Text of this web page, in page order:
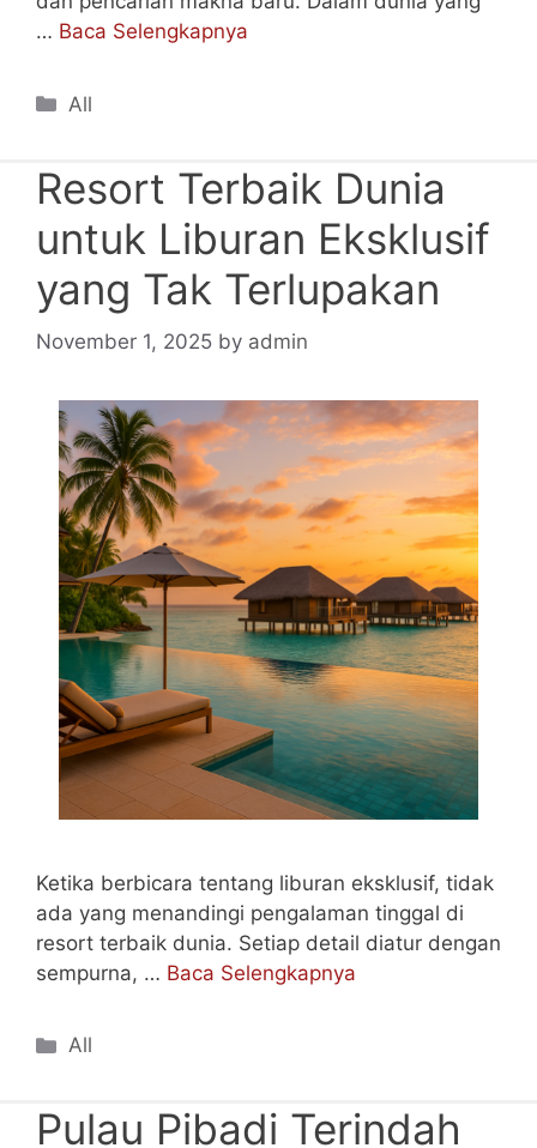
… Baca Selengkapnya
Categories
All
Resort Terbaik Dunia
untuk Liburan Eksklusif
yang Tak Terlupakan
November 1, 2025 by admin
Ketika berbicara tentang liburan eksklusif, tidak
ada yang menandingi pengalaman tinggal di
resort terbaik dunia. Setiap detail diatur dengan
sempurna, … Baca Selengkapnya
Categories
All
Pulau Pibadi Terindah